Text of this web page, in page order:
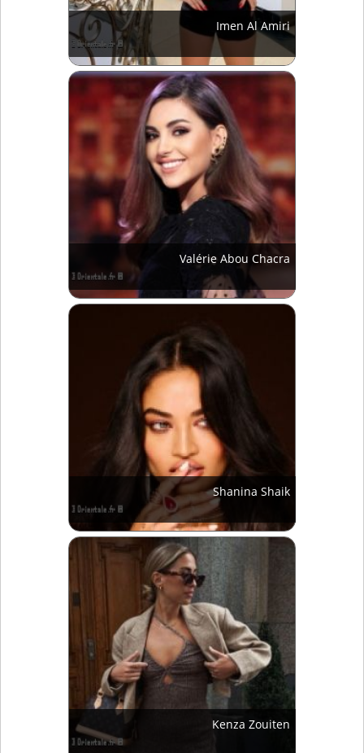
Imen Al Amiri
Valérie Abou Chacra
Shanina Shaik
Kenza Zouiten